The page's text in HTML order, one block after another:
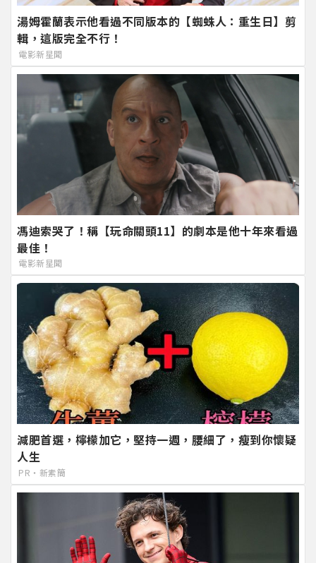
湯姆霍蘭表示他看過不同版本的【蜘蛛人：重生日】剪
輯，這版完全不行！
電影新星聞
馮迪索哭了！稱【玩命關頭11】的劇本是他十年來看過
最佳！
電影新星聞
減肥首選，檸檬加它，堅持一週，腰細了，瘦到你懷疑
人生
PR・新素簡